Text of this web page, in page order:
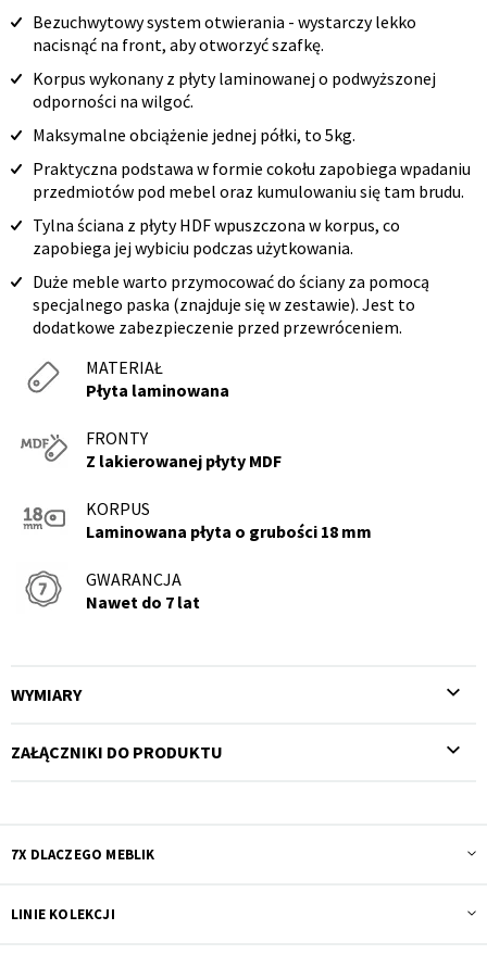
Bezuchwytowy system otwierania - wystarczy lekko
nacisnąć na front, aby otworzyć szafkę.
Korpus wykonany z płyty laminowanej o podwyższonej
odporności na wilgoć.
Maksymalne obciążenie jednej półki, to 5kg.
Praktyczna podstawa w formie cokołu zapobiega wpadaniu
przedmiotów pod mebel oraz kumulowaniu się tam brudu.
Tylna ściana z płyty HDF wpuszczona w korpus, co
zapobiega jej wybiciu podczas użytkowania.
Duże meble warto przymocować do ściany za pomocą
specjalnego paska (znajduje się w zestawie). Jest to
dodatkowe zabezpieczenie przed przewróceniem.
MATERIAŁ
Płyta laminowana
FRONTY
Z lakierowanej płyty MDF
KORPUS
Laminowana płyta o grubości 18 mm
GWARANCJA
Nawet do 7 lat
WYMIARY
ZAŁĄCZNIKI DO PRODUKTU
7X DLACZEGO MEBLIK
LINIE KOLEKCJI